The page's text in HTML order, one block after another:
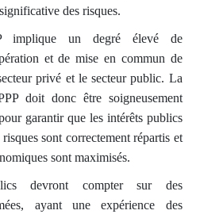
des risques.
implique un degré élevé de
et de mise en commun de
privé et le secteur public. La
doit donc être soigneusement
garantir que les intérêts publics
sont correctement répartis et
sont maximisés.
devront compter sur des
ayant une expérience des